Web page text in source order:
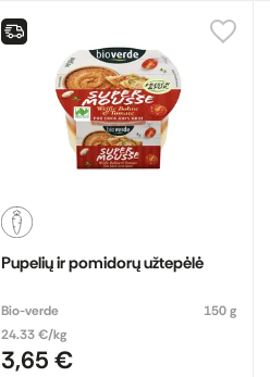
Pupelių ir pomidorų užtepėlė
Bio-verde
150 g
24.33 €/kg
3,65 €